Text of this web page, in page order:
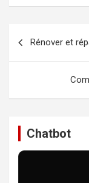
Rénover et
Chatbot